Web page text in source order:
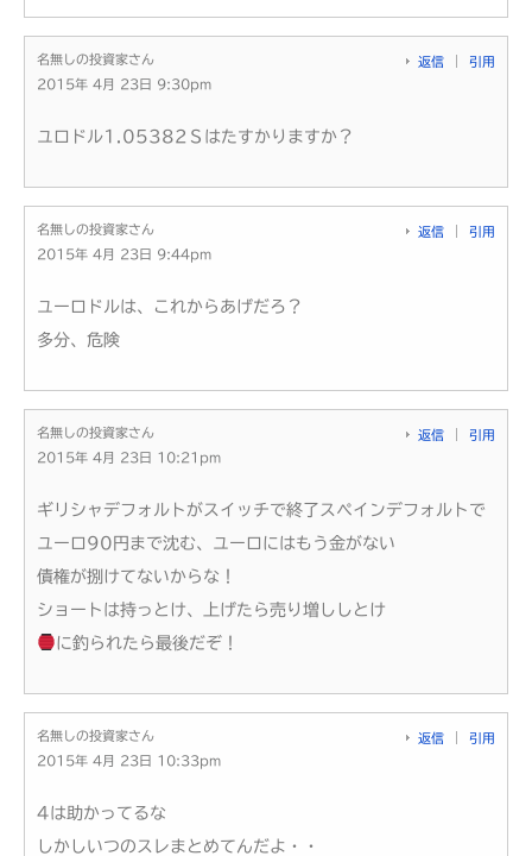
名無しの投資家さん
2015年 4月 23日 9:30pm
返信 引用
ユロドル1.05382Ｓはたすかりますか？
名無しの投資家さん
2015年 4月 23日 9:44pm
返信 引用
ユーロドルは、これからあげだろ？
多分、危険
名無しの投資家さん
2015年 4月 23日 10:21pm
返信 引用
ギリシャデフォルトがスイッチで終了スペインデフォルトで
ユーロ90円まで沈む、ユーロにはもう金がない
債権が捌けてないからな！
ショートは持っとけ、上げたら売り増ししとけ
に釣られたら最後だぞ！
名無しの投資家さん
2015年 4月 23日 10:33pm
返信 引用
4は助かってるな
しかしいつのスレまとめてんだよ・・